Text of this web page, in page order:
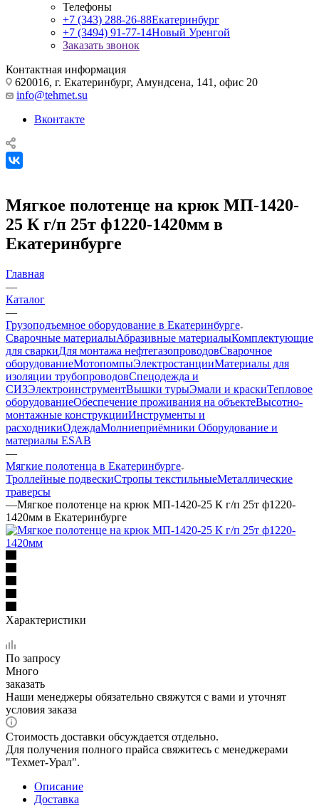
Телефоны
+7 (343) 288-26-88Екатеринбург
+7 (3494) 91-77-14Новый Уренгой
Заказать звонок
Контактная информация
620016, г. Екатеринбург, Амундсена, 141, офис 20
info@tehmet.su
Вконтакте
Мягкое полотенце на крюк МП-1420-
25 К г/п 25т ф1220-1420мм в
Екатеринбурге
Главная
—
Каталог
—
Грузоподъемное оборудование в Екатеринбурге
Сварочные материалыАбразивные материалыКомплектующие
для сваркиДля монтажа нефтегазопроводовСварочное
оборудованиеМотопомпыЭлектростанцииМатериалы для
изоляции трубопроводовСпецодежда и
СИЗЭлектроинструментВышки турыЭмали и краскиТепловое
оборудованиеОбеспечение проживания на объектеВысотно-
монтажные конструкцииИнструменты и
расходникиОдеждаМолниеприёмники Оборудование и
материалы ESAB
—
Мягкие полотенца в Екатеринбурге
Троллейные подвескиСтропы текстильныеМеталлические
траверсы
—Мягкое полотенце на крюк МП-1420-25 К г/п 25т ф1220-
1420мм в Екатеринбурге
Характеристики
По запросу
Много
заказать
Наши менеджеры обязательно свяжутся с вами и уточнят
условия заказа
Стоимость доставки обсуждается отдельно.
Для получения полного прайса свяжитесь с менеджерами
"Техмет-Урал".
Описание
Доставка